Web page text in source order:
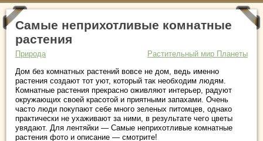
Самые неприхотливые комнатные
растения
Природа
Растительный мир Планеты
Дом без комнатных растений вовсе не дом, ведь именно
растения создают тот уют, который так необходим людям.
Комнатные растения прекрасно оживляют интерьер, радуют
окружающих своей красотой и приятными запахами. Очень
часто люди покупают себе много зеленых питомцев, однако
практически не ухаживают за ними, в результате чего цветы
увядают. Для лентяйки — Самые неприхотливые комнатные
растения фото и описание — смотрите!